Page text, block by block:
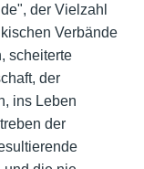
der Vielzahl
Verbände
scheiterte
der
ins Leben
der